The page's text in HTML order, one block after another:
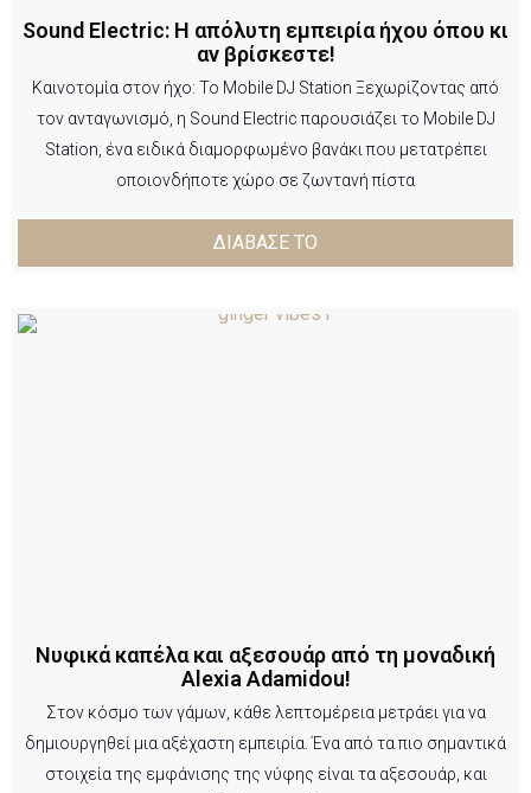
Sound Electric: Η απόλυτη εμπειρία ήχου όπου κι
αν βρίσκεστε!
Καινοτομία στον ήχο: Το Mobile DJ Station Ξεχωρίζοντας από
τον ανταγωνισμό, η Sound Electric παρουσιάζει το Mobile DJ
Station, ένα ειδικά διαμορφωμένο βανάκι που μετατρέπει
οποιονδήποτε χώρο σε ζωντανή πίστα
ΔΙΑΒΑΣΕ ΤΟ
Νυφικά καπέλα και αξεσουάρ από τη μοναδική
Alexia Adamidou!
Στον κόσμο των γάμων, κάθε λεπτομέρεια μετράει για να
δημιουργηθεί μια αξέχαστη εμπειρία. Ένα από τα πιο σημαντικά
στοιχεία της εμφάνισης της νύφης είναι τα αξεσουάρ, και